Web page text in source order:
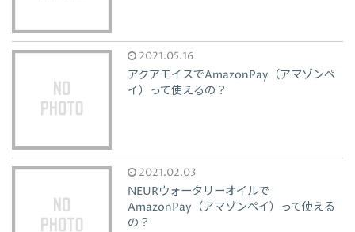
2021.05.16
アクアモイスでAmazonPay（アマゾンペ
イ）って使えるの？
2021.02.03
NEURウォータリーオイルで
AmazonPay（アマゾンペイ）って使える
の？